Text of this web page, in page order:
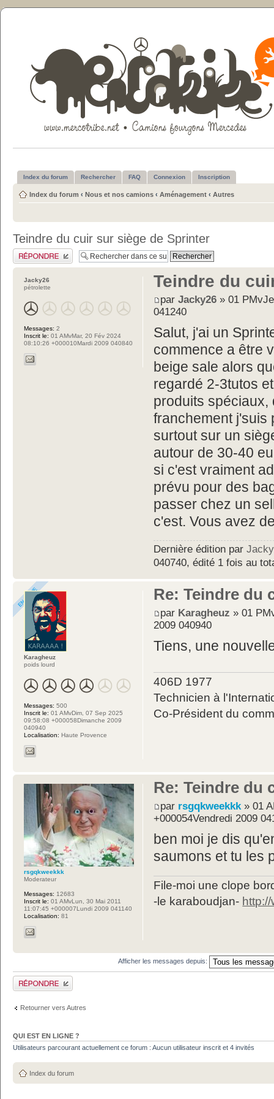
Index du forum Rechercher FAQ Connexion Inscription
Index du forum ‹ Nous et nos camions ‹ Aménagement ‹ Autres
Teindre du cuir sur siège de Sprinter
Publier une réponse
Teindre du
parJacky26 » 01
041240
Salut, j'ai un
commence a être
beige sale alors
regardé 2-3tutos
produits spéciaux,
franchement j'suis
surtout sur un
autour de 30-40
si c'est vraiment
prévu pour des
passer chez un
c'est. Vous avez
Dernière édition par
040740, édité 1 fois au
Jacky26
pétrolette
Messages: 2
Inscrit le: 01 AMvMar, 20 Fév 2024
08:10:26 +000010Mardi 2009 040840
Re: Teindre du
par Karagheuz » 01
2009 040940
Tiens, une
406D 1977
Technicien à
Co-Président du
Karagheuz
poids lourd
Messages: 500
Inscrit le: 01 AMvDim, 07 Sep 2025
09:58:08 +000058Dimanche 2009
040940
Localisation: Haute Provence
Re: Teindre du
par rsgqkweekkk » 01
+000054Vendredi 2009
ben moi je dis
saumons et tu les
File-moi une clope
-le karaboudjan-
rsgqkweekkk
Moderateur
Messages: 12683
Inscrit le: 01 AMvLun, 30 Mai 2011
11:07:45 +000007Lundi 2009 041140
Localisation: 81
Afficher les messages depuis:
Publier une réponse
Retourner vers Autres
QUI EST EN LIGNE ?
Utilisateurs parcourant actuellement ce forum : Aucun utilisateur inscrit et 4 invités
Index du forum